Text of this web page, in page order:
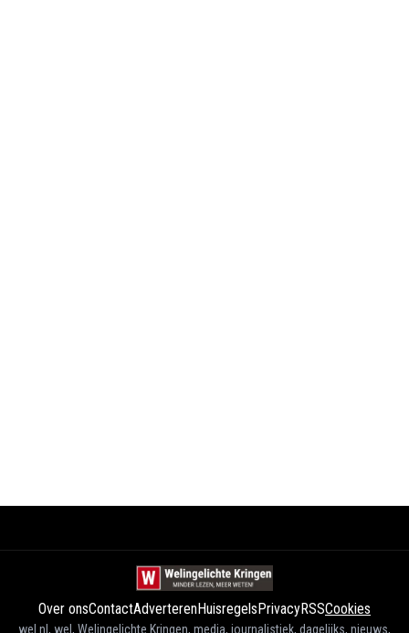
Over onsContactAdverterenHuisregelsPrivacyRSSCookies
wel.nl, wel, Welingelichte Kringen, media, journalistiek, dagelijks, nieuws,